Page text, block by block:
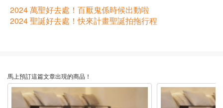
2024 萬聖好去處！百厭鬼係時候出動啦
2024 聖誕好去處！快來計畫聖誕拍拖行程
馬上預訂這篇文章出現的商品！